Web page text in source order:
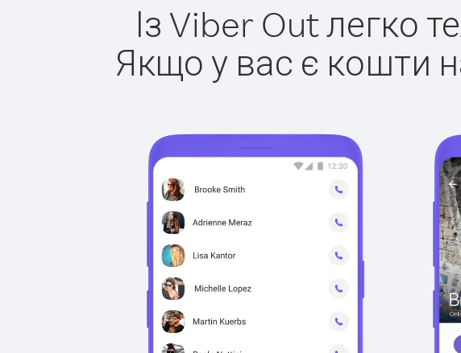
Із Viber Out легко
Якщо у вас є кошти